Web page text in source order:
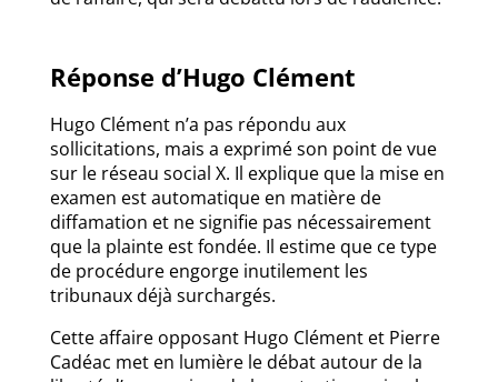
Réponse d’Hugo Clément
Hugo Clément n’a pas répondu aux
sollicitations, mais a exprimé son point de vue
sur le réseau social X. Il explique que la mise en
examen est automatique en matière de
diffamation et ne signifie pas nécessairement
que la plainte est fondée. Il estime que ce type
de procédure engorge inutilement les
tribunaux déjà surchargés.
Cette affaire opposant Hugo Clément et Pierre
Cadéac met en lumière le débat autour de la